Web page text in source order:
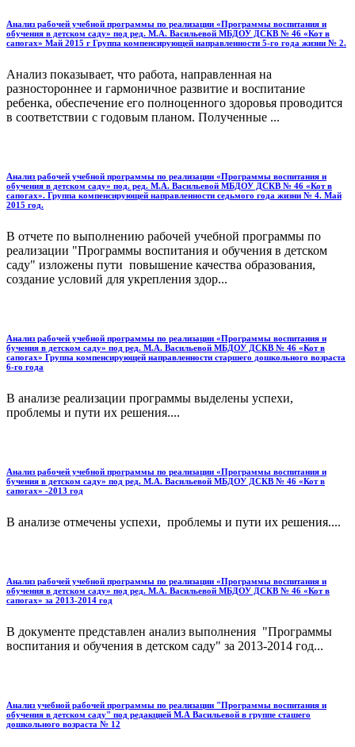
Анализ рабочей учебной программы по реализации «Программы воспитания и
обучения в детском саду» под ред. М.А. Васильевой МБДОУ ДСКВ № 46 «Кот в
сапогах» Май 2015 г Группа компенсирующей направленности 5-го года жизни № 2.
Анализ показывает, что работа, направленная на
разностороннее и гармоничное развитие и воспитание
ребенка, обеспечение его полноценного здоровья проводится
в соответствии с годовым планом. Полученные ...
Анализ рабочей учебной программы по реализации «Программы воспитания и
обучения в детском саду» под. ред. М.А. Васильевой МБДОУ ДСКВ № 46 «Кот в
сапогах». Группа компенсирующей направленности седьмого года жизни № 4. Май
2015 год.
В отчете по выполнению рабочей учебной программы по
реализации "Программы воспитания и обучения в детском
саду" изложены пути повышение качества образования,
создание условий для укрепления здор...
Анализ рабочей учебной программы по реализации «Программы воспитания и
бучения в детском саду» под ред. М.А. Васильевой МБДОУ ДСКВ № 46 «Кот в
сапогах» Группа компенсирующей направленности старшего дошкольного возраста
6-го года
В анализе реализации программы выделены успехи,
проблемы и пути их решения....
Анализ рабочей учебной программы по реализации «Программы воспитания и
бучения в детском саду» под ред. М.А. Васильевой МБДОУ ДСКВ № 46 «Кот в
сапогах» -2013 год
В анализе отмечены успехи, проблемы и пути их решения....
Анализ рабочей учебной программы по реализации «Программы воспитания и
обучения в детском саду» под ред. М.А. Васильевой МБДОУ ДСКВ № 46 «Кот в
сапогах» за 2013-2014 год
В документе представлен анализ выполнения "Программы
воспитания и обучения в детском саду" за 2013-2014 год...
Анализ учебной рабочей программы по реализации "Программы воспитания и
обучения в детском саду" под редакцией М.А Васильевой в группе сташего
дошкольного возраста № 12